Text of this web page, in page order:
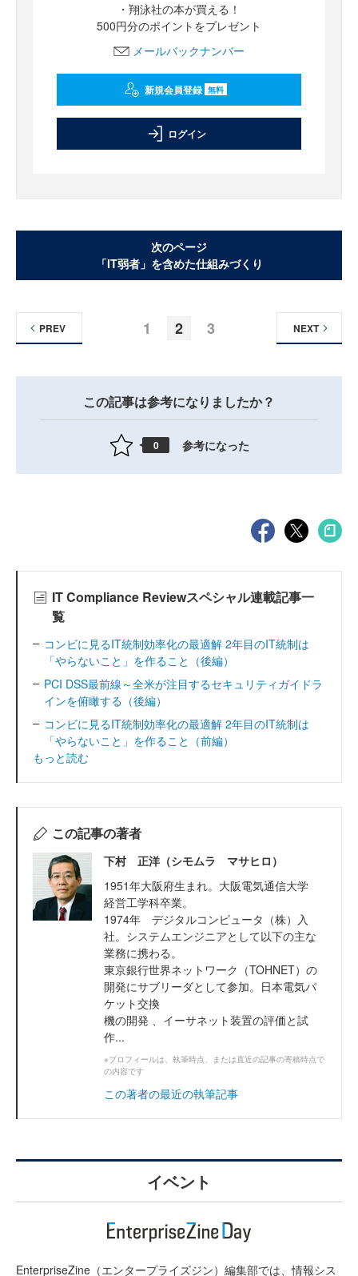
・翔泳社の本が買える！
500円分のポイントをプレゼント
メールバックナンバー
新規会員登録 無料
ログイン
次のページ
「IT弱者」を含めた仕組みづくり
1 2 3
PREV NEXT
この記事は参考になりましたか？
0 参考になった
IT Compliance Reviewスペシャル連載記事一
覧
コンビに見るIT統制効率化の最適解 2年目のIT統制は
「やらないこと」を作ること（後編）
PCI DSS最前線～全米が注目するセキュリティガイドラ
インを俯瞰する（後編）
コンビに見るIT統制効率化の最適解 2年目のIT統制は
「やらないこと」を作ること（前編）
もっと読む
この記事の著者
下村 正洋（シモムラ マサヒロ）
1951年大阪府生まれ。大阪電気通信大学
経営工学科卒業。
1974年 デジタルコンピュータ（株）入
社。システムエンジニアとして以下の主な
業務に携わる。
東京銀行世界ネットワーク（TOHNET）の
開発にサブリーダとして参加。日本電気パ
ケット交換
機の開発 、イーサネット装置の評価と試
作...
※プロフィールは、執筆時点、または直近の記事の寄稿時点で
の内容です
この著者の最近の執筆記事
イベント
EnterpriseZine（エンタープライズジン）編集部では、情報シス